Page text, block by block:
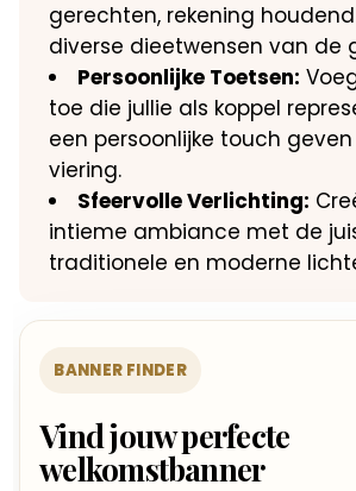
gerechten, rekening
diverse dieetwensen van de
Persoonlijke Toetsen:
toe die jullie als koppel
een persoonlijke touch
viering.
Sfeervolle Verlichting:
intieme ambiance met de
traditionele en moderne
BANNER FINDER
Vind jouw perfecte
welkomstbanner